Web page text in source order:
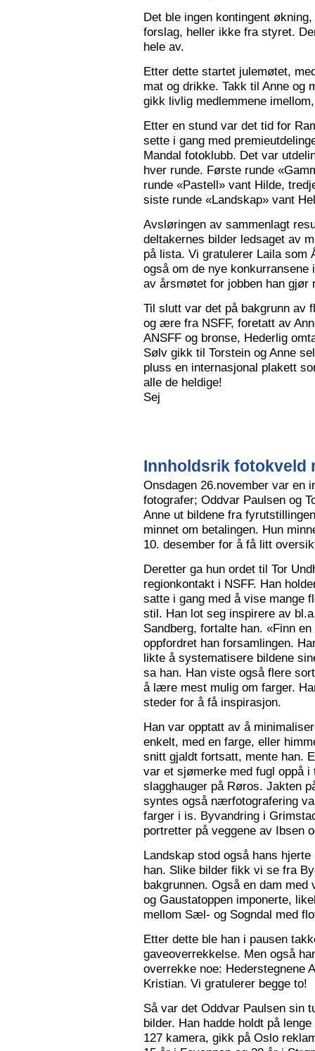
Det ble ingen kontingent
forslag, heller ikke fra styret.
hele av.
Etter dette startet julemøtet,
mat og drikke. Takk til Anne og
gikk livlig medlemmene
Etter en stund var det tid for
sette i gang med
Mandal fotoklubb. Det var
hver runde. Første runde
runde «Pastell» vant Hilde,
siste runde «Landskap» vant
Avsløringen av sammenlagt
deltakernes bilder ledsaget av
på lista. Vi gratulerer Laila som
også om de nye
av årsmøtet for jobben han gjør
Til slutt var det på bakgrunn av
og ære fra NSFF, foretatt av
ANSFF og bronse, Hederlig
Sølv gikk til Torstein og Anne
pluss en internasjonal plakett
alle de heldige!
Sej
Innholdsrik fotokveld
Onsdagen 26.november var en
fotografer; Oddvar Paulsen og
Anne ut bildene fra
minnet om betalingen. Hun
10. desember for å få litt
Deretter ga hun ordet til Tor
regionkontakt i NSFF. Han
satte i gang med å vise mange
stil. Han lot seg inspirere av
Sandberg, fortalte han. «Finn
oppfordret han forsamlingen.
likte å systematisere bildene
sa han. Han viste også flere
å lære mest mulig om farger.
steder for å få inspirasjon.
Han var opptatt av å
enkelt, med en farge, eller
snitt gjaldt fortsatt, mente han.
var et sjømerke med fugl oppå
slagghauger på Røros. Jakten
syntes også nærfotografering
farger i is. Byvandring i
portretter på veggene av Ibsen
Landskap stod også hans
han. Slike bilder fikk vi se fra
bakgrunnen. Også en dam
og Gaustatoppen imponerte,
mellom Sæl- og Sogndal med
Etter dette ble han i pausen
gaveoverrekkelse. Men også
overrekke noe: Hederstegnene
Kristian. Vi gratulerer begge to!
Så var det Oddvar Paulsen sin
bilder. Han hadde holdt på
127 kamera, gikk på Oslo